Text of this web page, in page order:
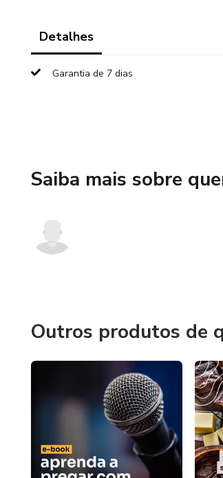
Detalhes
Garantia de 7 dias
Saiba mais sobre
Outros produtos de